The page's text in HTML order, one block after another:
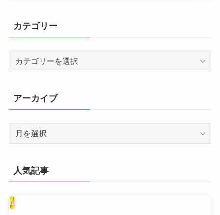
カテゴリー
リ
ー
アーカイブ
ブ
人気記事